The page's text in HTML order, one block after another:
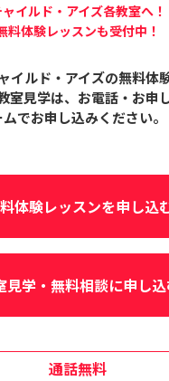
ャイルド・アイズ各教室へ！
料体験レッスンも受付中！
イルド・アイズの無料体
室見学は、 お電話・お申
ムでお申し込みください。
体験レッスンを申し込
見学・無料相談に申し
通話無料